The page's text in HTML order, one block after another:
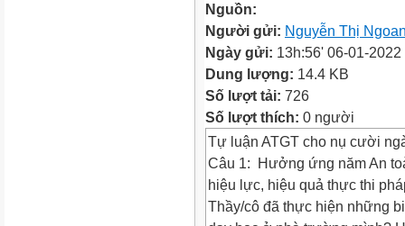
Nguồn:
Người gửi: Nguyễn Thị
Ngày gửi: 13h:56' 06-01-2022
Dung lượng: 14.4 KB
Số lượt tải: 726
Số lượt thích: 0 người
Tự luận ATGT cho nụ cười
Câu 1: Hưởng ứng năm An
hiệu lực, hiệu quả thực thi
Thầy/cô đã thực hiện những